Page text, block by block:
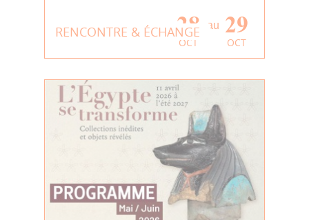
RENCONTRE & ÉCHANGE
28
OCT
au 29
OCT